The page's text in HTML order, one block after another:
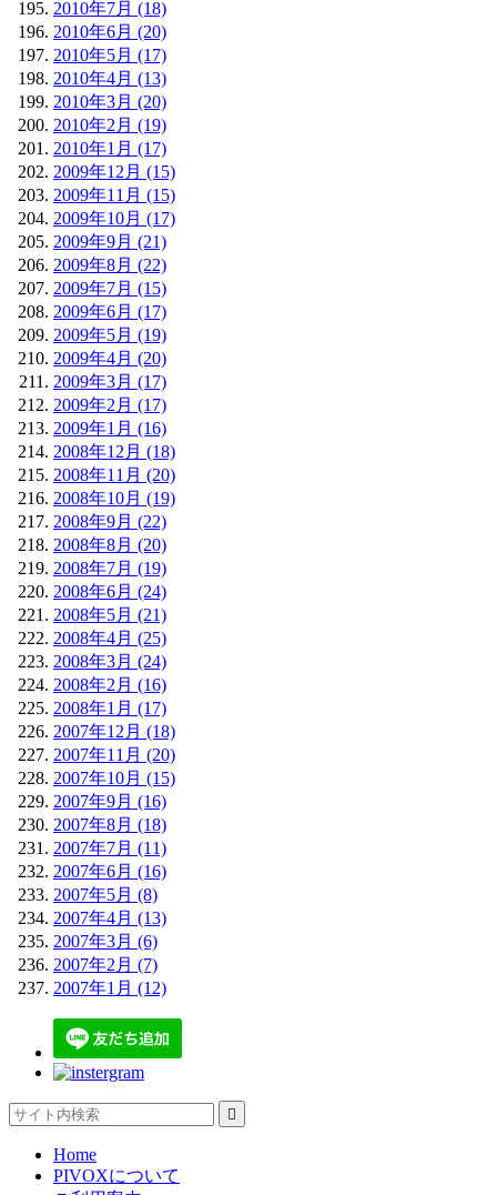
2010年7月 (18)
2010年6月 (20)
2010年5月 (17)
2010年4月 (13)
2010年3月 (20)
2010年2月 (19)
2010年1月 (17)
2009年12月 (15)
2009年11月 (15)
2009年10月 (17)
2009年9月 (21)
2009年8月 (22)
2009年7月 (15)
2009年6月 (17)
2009年5月 (19)
2009年4月 (20)
2009年3月 (17)
2009年2月 (17)
2009年1月 (16)
2008年12月 (18)
2008年11月 (20)
2008年10月 (19)
2008年9月 (22)
2008年8月 (20)
2008年7月 (19)
2008年6月 (24)
2008年5月 (21)
2008年4月 (25)
2008年3月 (24)
2008年2月 (16)
2008年1月 (17)
2007年12月 (18)
2007年11月 (20)
2007年10月 (15)
2007年9月 (16)
2007年8月 (18)
2007年7月 (11)
2007年6月 (16)
2007年5月 (8)
2007年4月 (13)
2007年3月 (6)
2007年2月 (7)
2007年1月 (12)

Home
PIVOXについて